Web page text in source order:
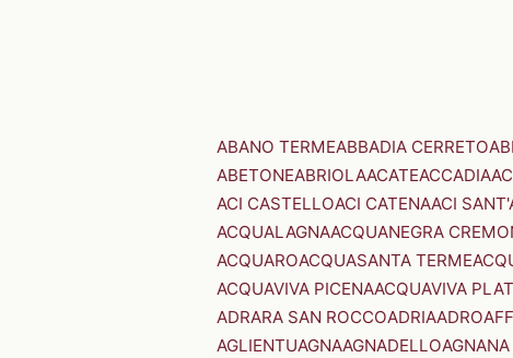
ABANO TERMEABBADIA CERRETO
ABETONEABRIOLAACATEACCADIA
ACI CASTELLOACI CATENAACI
ACQUALAGNAACQUANEGRA
ACQUAROACQUASANTA TERME
ACQUAVIVA PICENAACQUAVIVA
ADRARA SAN ROCCOADRIAADRO
AGLIENTUAGNAAGNADELLO